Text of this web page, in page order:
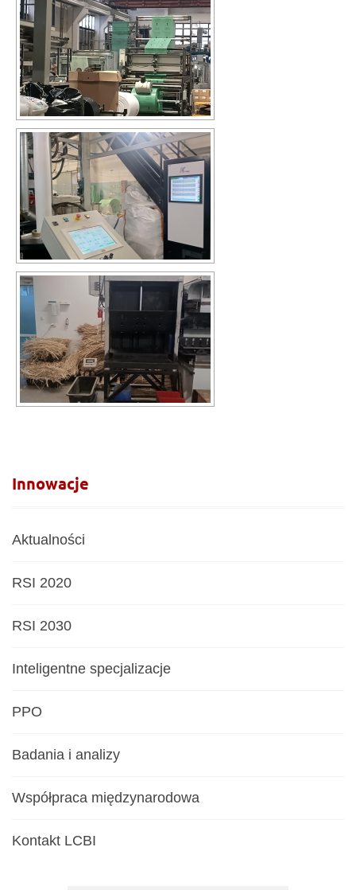
Innowacje
Aktualności
RSI 2020
RSI 2030
Inteligentne specjalizacje
PPO
Badania i analizy
Współpraca międzynarodowa
Kontakt LCBI